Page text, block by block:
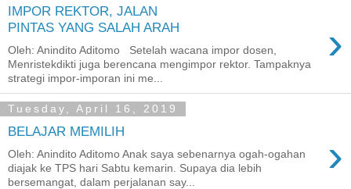
IMPOR REKTOR, JALAN
PINTAS YANG SALAH ARAH
›
Oleh: Anindito Aditomo Setelah wacana impor dosen,
Menristekdikti juga berencana mengimpor rektor. Tampaknya
strategi impor-imporan ini me...
Tuesday, April 16, 2019
BELAJAR MEMILIH ›
Oleh: Anindito Aditomo Anak saya sebenarnya ogah-ogahan
diajak ke TPS hari Sabtu kemarin. Supaya dia lebih
bersemangat, dalam perjalanan say...